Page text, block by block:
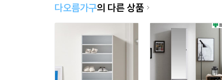
다오름가구의 다른 상품